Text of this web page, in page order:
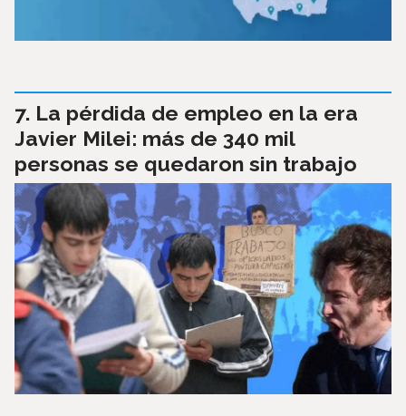
La pérdida de empleo en la era
Javier Milei: más de 340 mil
personas se quedaron sin trabajo